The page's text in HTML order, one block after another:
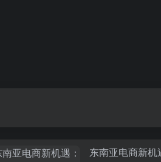
东南亚电商新